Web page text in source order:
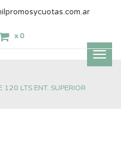
x 0
120 LTS ENT. SUPERIOR